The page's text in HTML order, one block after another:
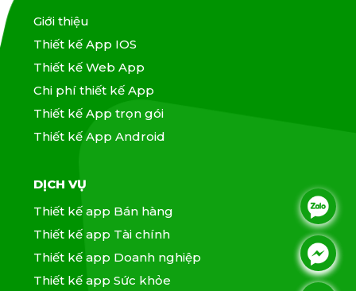
.
.
.
Giới thiệu
Thiết kế App IOS
Thiết kế Web App
Chi phí thiết kế App
Thiết kế App trọn gói
Thiết kế App Android
DỊCH VỤ
Thiết kế app Bán hàng
Thiết kế app Tài chính
Thiết kế app Doanh nghiệp
Thiết kế app Sức khỏe